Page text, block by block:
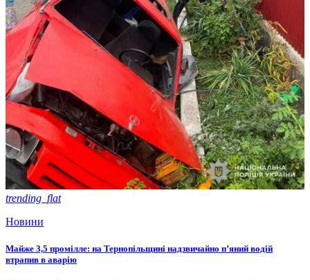
trending_flat
Новини
Майже 3,5 промілле: на Тернопільщині надзвичайно п’яний водій
втрапив в аварію